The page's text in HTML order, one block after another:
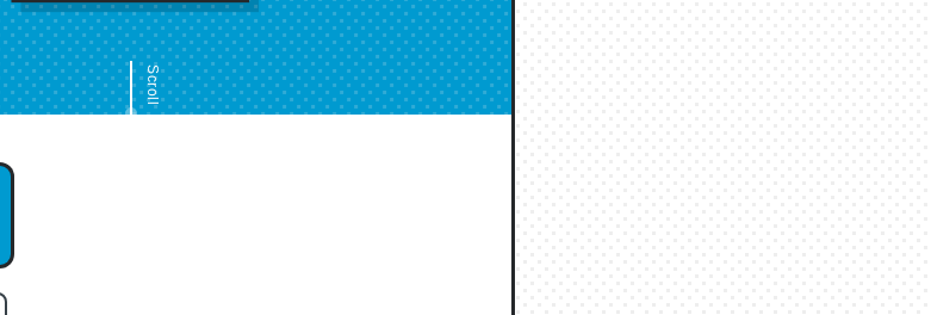
Scroll
バーなんだろうなと凄く思う。英語少しでも読める人は原文
好き。Let’s Fucking Go. Then Covid hit. Shit.
by ラーズ・ヌートバー